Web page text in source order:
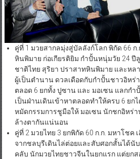
คู่ที่ 1 มวยสากลมุ่งสู่บัลลังก์โลก พิกัด 66 ก
หินพิมาย ก่อเกียรติยิม กำปั้นหนุ่มวัย 24
ชาติไทย สุริยา ปราสาทหินพิมาย และหล
ผู้เป็นตำนาน ดวลเดือดกับกำปั้นชาวอิหร่
ตลอด 6 ยกทั้ง ปูซาน และ มอเซน แลกก
เป็นฝ่านเดินเข้าหาตลอดทำให้ครบ 6 ยก
หมัดกรรมการชูมือให้ มอเซน นักชกอิห
ล้างตากันแน่นอน
คู่ที่ 2 มวยไทย 3 ยกพิกัด 60 ก.ก. มหาโชค
จากชลบุรีเดินไล่ต่อยและสับศอกสั้นได้นับ
คลับ นักมวยไทยชาวจีนในยกแรก แต่ยก